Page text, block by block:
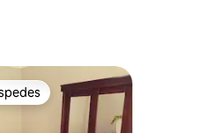
dos hóspedes